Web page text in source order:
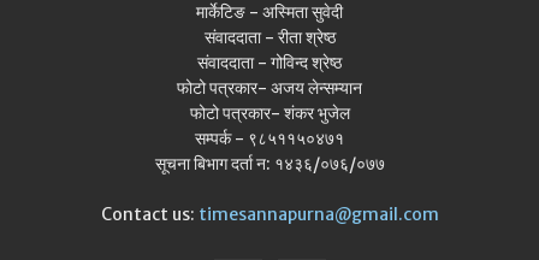
मार्केटिङ - अस्मिता सुवेदी
संवाददाता - रीता श्रेष्ठ
संवाददाता - गोविन्द श्रेष्ठ
फोटो पत्रकार- अजय लेन्सम्यान
फोटो पत्रकार- शंकर भुजेल
सम्पर्क - ९८५११५०४७१
सूचना बिभाग दर्ता न: १४३६/०७६/०७७
Contact us: timesannapurna@gmail.com